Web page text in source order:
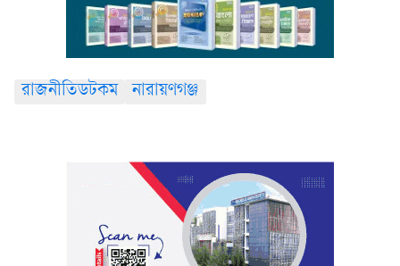
রাজনীতিডটকম নারায়ণগঞ্জ